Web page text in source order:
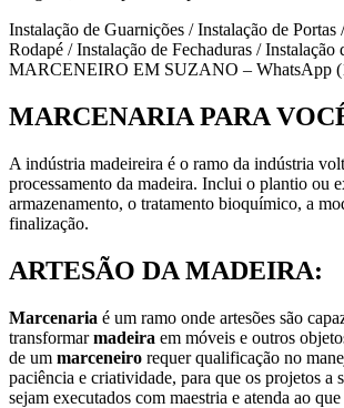
Instalação de Guarnições / Instalação de Portas
Rodapé / Instalação de Fechaduras / Instalação
MARCENEIRO EM SUZANO – WhatsApp
MARCENARIA PARA
A indústria madeireira é o ramo da indústria
processamento da madeira. Inclui o plantio ou
armazenamento, o tratamento bioquímico, a
finalização.
ARTESÃO DA MADEIRA:
Marcenaria é um ramo onde artesões são
transformarmadeira em móveis e outros
de um marceneiro requer qualificação no
paciência e criatividade, para que os projetos a
sejam executados com maestria e atenda ao